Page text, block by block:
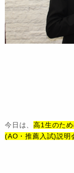
今日は、高1生のた
(AO・推薦入試)説明